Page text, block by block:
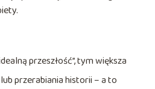
przeszłość”, tym większa
przerabiania historii – a to